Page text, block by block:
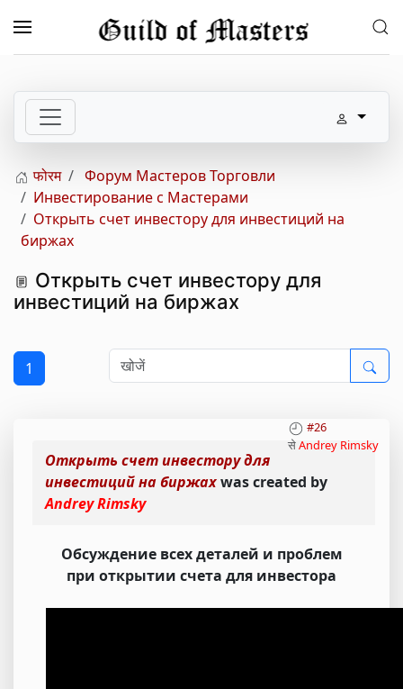
Skip to main content
फोरम
Форум Мастеров Торговли
Инвестирование с Мастерами
Открыть счет инвестору для инвестиций на
биржах
Открыть счет инвестору для
инвестиций на биржах
1
#26
सेAndrey Rimsky
Открыть счет инвестору для
инвестиций на биржахwas created by
Andrey Rimsky
Обсуждение всех деталей и проблем
при открытии счета для инвестора